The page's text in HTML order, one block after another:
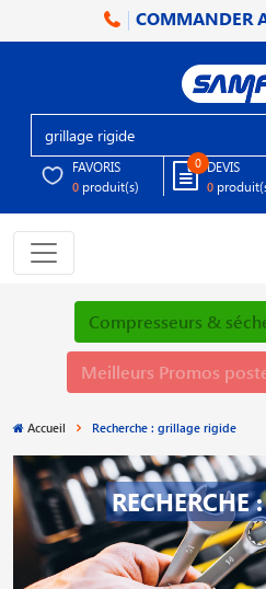
COMMANDER
FAVORIS
0 produit(s)
0 DEVIS
0
Compresseurs &
Meilleurs Promos
Accueil Recherche : grillage rigide
RECHERCHE